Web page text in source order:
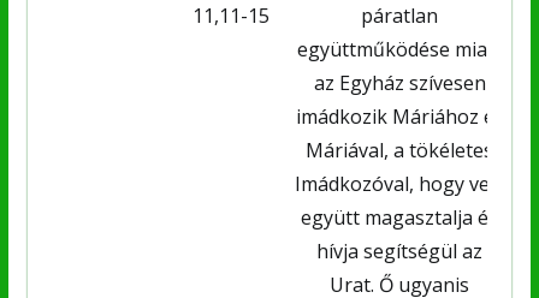
11,11-15
páratlan
együttműködése miatt
az Egyház szívesen
imádkozik Máriához és
Máriával, a tökéletes
Imádkozóval, hogy vele
együtt magasztalja és
hívja segítségül az
Urat. Ő ugyanis